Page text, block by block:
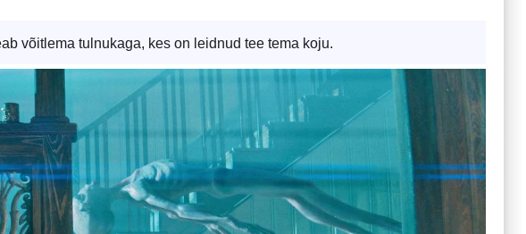
võitlema tulnukaga, kes on leidnud tee tema koju.